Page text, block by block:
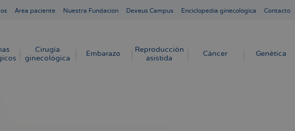
Área paciente Nuestra Fundación Dexeus Campus Enciclopedia ginecológica Contacto
Cirugía
ginecológica
Embarazo
Reproducción
asistida
Cáncer Genética